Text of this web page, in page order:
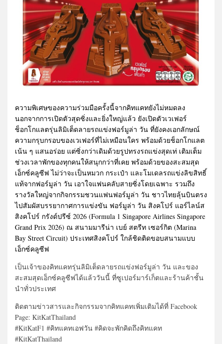
ความพิเศษของความร่วมมือครั้งนี้จากคิทแคทยังไม่หมดลง
นอกจากการเปิดตัวสุดซิ่งและยิ่งใหญ่แล้ว ยังเปิดตัวเวเฟอร์
ช็อกโกแลตรุ่นลิมิเต็ดลายรถแข่งฟอร์มูล่า วัน ที่ยังคงเอกลักษณ์
ความกรุบกรอบของเวเฟอร์ที่ไม่เหมือนใคร พร้อมด้วยช็อกโกแลต
เน้น ๆ แสนอร่อย แต่ซิ่งกว่าเดิมด้วยรูปทรงรถแข่งสุดเท่ เติมเต็ม
ช่วงเวลาพักของทุกคนให้สนุกกว่าที่เคย พร้อมด้วยของสะสมสุด
เอ็กซ์คลูซีฟ ไม่ว่าจะเป็นหมวก กระเป๋า และโมเดลรถแข่งลิขสิทธิ์
แท้จากฟอร์มูล่า วัน เอาใจแฟนคลับสายซิ่งโดยเฉพาะ รวมถึง
รางวัลใหญ่จากกิจกรรมชวนแฟนฟอร์มูล่า วัน ชาวไทยลุ้นบินตรง
ไปสัมผัสบรรยากาศการแข่งขัน ฟอร์มูล่า วัน สิงคโปร์ แอร์ไลน์ส
สิงคโปร์ กรังด์ปรีซ์ 2026 (Formula 1 Singapore Airlines Singapore
Grand Prix 2026) ณ สนามมารีน่า เบย์ สตรีท เซอร์กิต (Marina
Bay Street Circuit) ประเทศสิงคโปร์ ใกล้ชิดติดขอบสนามแบบ
เอ็กซ์คลูซีฟ
เป็นเจ้าของคิทแคทรุ่นลิมิเต็ดลายรถแข่งฟอร์มูล่า วัน และของ
สะสมสุดเอ็กซ์คลูซีฟได้แล้ววันนี้ ที่ซูเปอร์มาร์เก็ตและร้านค้าชั้น
นำทั่วประเทศ
ติดตามข่าวสารและกิจกรรมจากคิทแคทเพิ่มเติมได้ที่ Facebook
Page: KitKatThailand
#KitKatF1 #คิทแคทเอฟวัน #คิดจะพักคิดถึงคิทแคท
#KitKatThailand